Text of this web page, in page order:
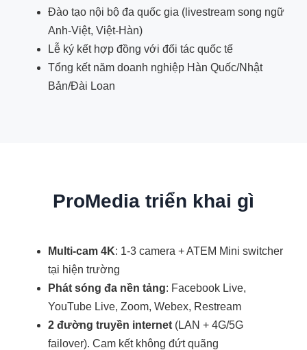
Đào tạo nội bộ đa quốc gia (livestream song ngữ
Anh-Việt, Việt-Hàn)
Lễ ký kết hợp đồng với đối tác quốc tế
Tổng kết năm doanh nghiệp Hàn Quốc/Nhật
Bản/Đài Loan
ProMedia triển khai gì
Multi-cam 4K: 1-3 camera + ATEM Mini switcher
tại hiện trường
Phát sóng đa nền tảng: Facebook Live,
YouTube Live, Zoom, Webex, Restream
2 đường truyền internet (LAN + 4G/5G
failover). Cam kết không đứt quãng